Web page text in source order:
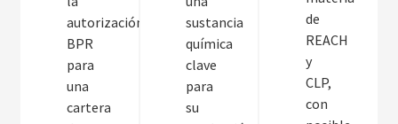
autorización
BPR
para
una
cartera
sustancia
química
clave
para
su
de
REACH
y
CLP,
con